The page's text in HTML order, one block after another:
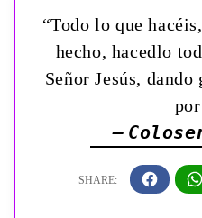
“Todo lo que
hecho, hacedlo
Señor Jesús,
—